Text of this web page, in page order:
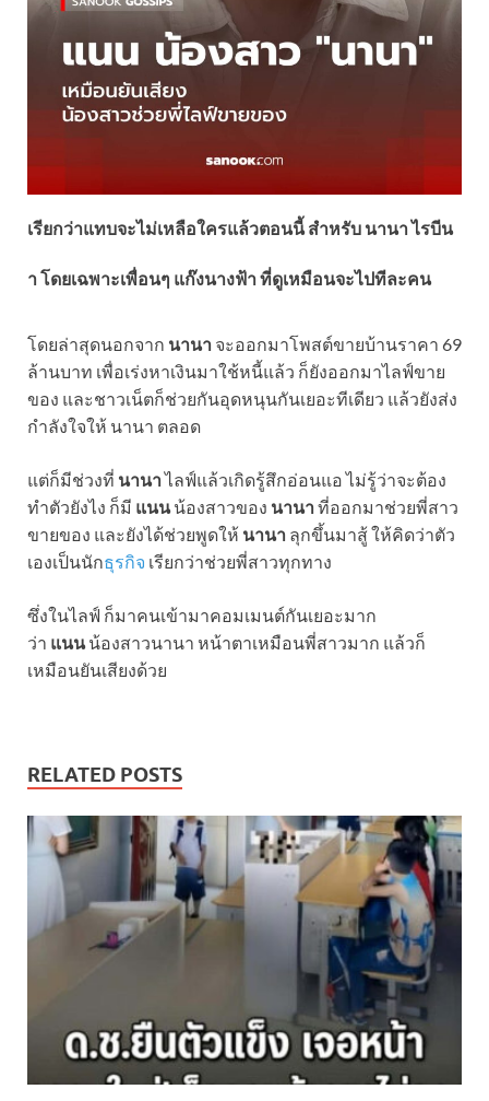
เรียกว่าแทบจะไม่เหลือใครแล้วตอนนี้ สำหรับ นานา ไรบีน
า โดยเฉพาะเพื่อนๆ แก๊งนางฟ้า ที่ดูเหมือนจะไปทีละคน
โดยล่าสุดนอกจาก นานา จะออกมาโพสต์ขายบ้านราคา 69
ล้านบาท เพื่อเร่งหาเงินมาใช้หนี้แล้ว ก็ยังออกมาไลฟ์ขาย
ของ และชาวเน็ตก็ช่วยกันอุดหนุนกันเยอะทีเดียว แล้วยังส่ง
กำลังใจให้ นานา ตลอด
แต่ก็มีช่วงที่ นานาไลฟ์แล้วเกิดรู้สึกอ่อนแอ ไม่รู้ว่าจะต้อง
ทำตัวยังไง ก็มี แนนน้องสาวของ นานา ที่ออกมาช่วยพี่สาว
ขายของ และยังได้ช่วยพูดให้ นานา ลุกขึ้นมาสู้ ให้คิดว่าตัว
เองเป็นนักธุรกิจ เรียกว่าช่วยพี่สาวทุกทาง
ซึ่งในไลฟ์ ก็มาคนเข้ามาคอมเมนต์กันเยอะมาก
ว่า แนนน้องสาวนานา หน้าตาเหมือนพี่สาวมาก แล้วก็
เหมือนยันเสียงด้วย
RELATED POSTS